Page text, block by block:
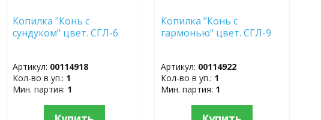
Копилка "Конь с
сундуком" цвет. СГЛ-6
Артикул: 00114918
Кол-во в уп.: 1
Мин. партия: 1
Копилка "Конь с
гармонью" цвет. СГЛ-9
Артикул: 00114922
Кол-во в уп.: 1
Мин. партия: 1